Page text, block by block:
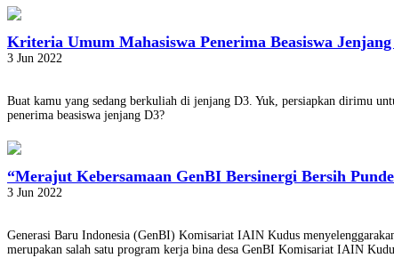
Kriteria Umum Mahasiswa Penerima Beasiswa
3 Jun 2022
Buat kamu yang sedang berkuliah di jenjang D3. Yuk, persiapkan dirimu
penerima beasiswa jenjang D3?
“Merajut Kebersamaan GenBI Bersinergi Bersih
3 Jun 2022
Generasi Baru Indonesia (GenBI) Komisariat IAIN Kudus
merupakan salah satu program kerja bina desa GenBI Komisariat IAIN